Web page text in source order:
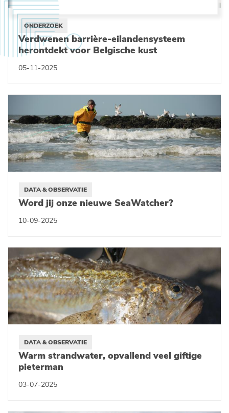
ONDERZOEK
Verdwenen barrière-eilandensysteem
herontdekt voor Belgische kust
05-11-2025
DATA & OBSERVATIE
Word jij onze nieuwe SeaWatcher?
10-09-2025
DATA & OBSERVATIE
Warm strandwater, opvallend veel giftige
pieterman
03-07-2025